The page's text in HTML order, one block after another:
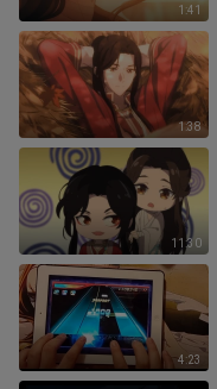
1:41
1:38
11:30
4:23